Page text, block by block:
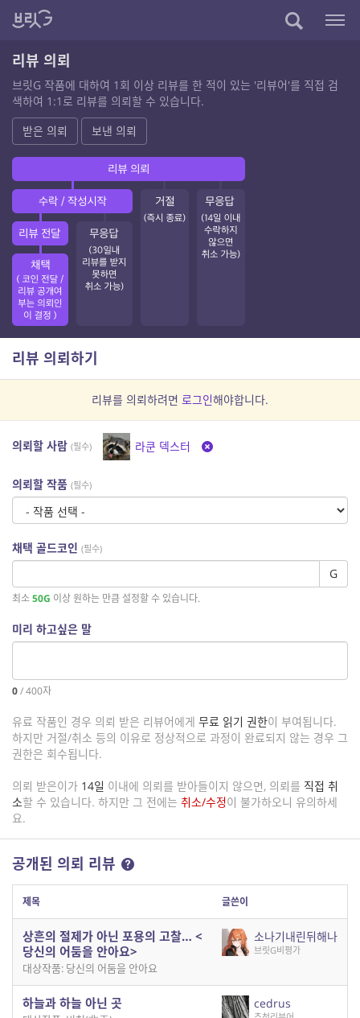
리뷰 의뢰
브릿G 작품에 대하여 1회 이상 리뷰를 한 적이 있는 '리뷰어'를 직접 검
색하여 1:1로 리뷰를 의뢰할 수 있습니다.
받은 의뢰
보낸 의뢰
리뷰 의뢰하기
리뷰를 의뢰하려면 로그인해야합니다.
의뢰할 사람 (필수) 라쿤 덱스터
의뢰할 작품 (필수)
채택 골드코인 (필수)
G
최소50G 이상 원하는 만큼 설정할 수 있습니다.
미리 하고싶은 말
0/400자
유료 작품인 경우 의뢰 받은 리뷰어에게 무료 읽기 권한이 부여됩니다.
하지만 거절/취소 등의 이유로 정상적으로 과정이 완료되지 않는 경우 그
권한은 회수됩니다.
의뢰 받은이가 14일 이내에 의뢰를 받아들이지 않으면, 의뢰를 직접 취
소할 수 있습니다. 하지만 그 전에는 취소/수정이 불가하오니 유의하세
요.
공개된 의뢰 리뷰
제목 글쓴이
상흔의 절제가 아닌 포용의 고찰… <
당신의 어둠을 안아요>
대상작품: 당신의 어둠을 안아요
소나기내린뒤해나
브릿G비평가
하늘과 하늘 아닌 곳 cedrus